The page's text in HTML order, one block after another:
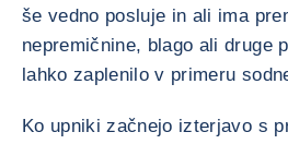
še vedno posluje in ali ima
nepremičnine, blago ali druge
lahko zaplenilo v primeru
Ko upniki začnejo izterjavo s